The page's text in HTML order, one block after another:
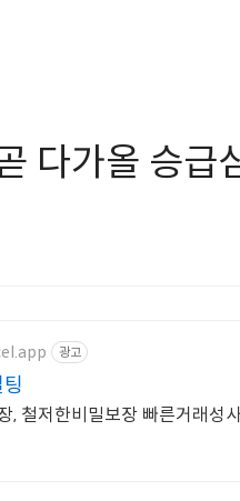
다가올 승급
광고
, 철저한비밀보장 빠른거래성